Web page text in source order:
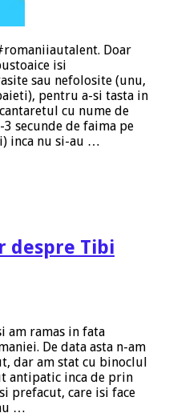
Doar
isi
sau nefolosite (unu,
pentru a-si tasta in
cu nume de
secunde de faima pe
inca nu si-au …
despre Tibi
am ramas in fata
De data asta n-am
dar am stat cu binoclul
antipatic inca de prin
prefacut, care isi face
…